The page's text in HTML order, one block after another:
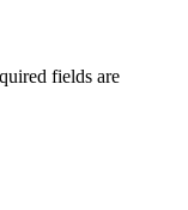
fields are